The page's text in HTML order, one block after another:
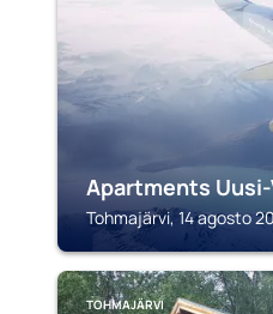
Apartments
Tohmajärvi, 14 agosto
TOHMAJÄRVI